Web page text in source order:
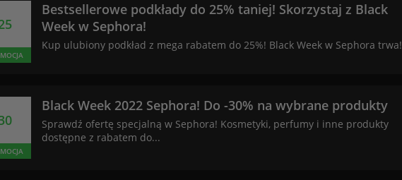
Bestsellerowe podkłady do 25% taniej! Skorzystaj z Black
Week w Sephora!
Kup ulubiony podkład z mega rabatem do 25%! Black Week w Sephora trwa!
Black Week 2022 Sephora! Do -30% na wybrane produkty
Sprawdź ofertę specjalną w Sephora! Kosmetyki, perfumy i inne produkty
dostępne z rabatem do...